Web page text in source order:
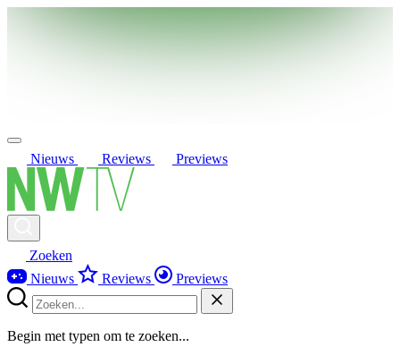
Nieuws Reviews Previews
Zoeken
Nieuws
Reviews Previews
Begin met typen om te zoeken...